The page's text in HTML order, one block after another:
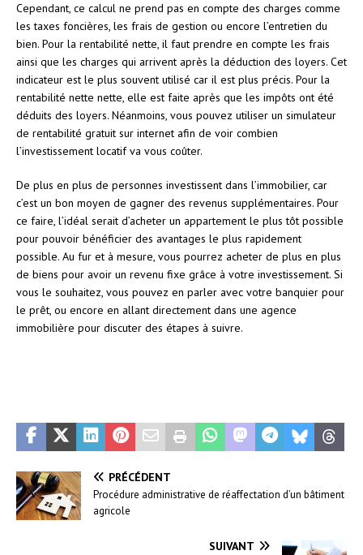
Cependant, ce calcul ne prend pas en compte des charges comme
les taxes foncières, les frais de gestion ou encore l’entretien du
bien. Pour la rentabilité nette, il faut prendre en compte les frais
ainsi que les charges qui arrivent après la déduction des loyers. Cet
indicateur est le plus souvent utilisé car il est plus précis. Pour la
rentabilité nette nette, elle est faite après que les impôts ont été
déduits des loyers. Néanmoins, vous pouvez utiliser un simulateur
de rentabilité gratuit sur internet afin de voir combien
l’investissement locatif va vous coûter.
De plus en plus de personnes investissent dans l’immobilier, car
c’est un bon moyen de gagner des revenus supplémentaires. Pour
ce faire, l’idéal serait d’acheter un appartement le plus tôt possible
pour pouvoir bénéficier des avantages le plus rapidement
possible. Au fur et à mesure, vous pourrez acheter de plus en plus
de biens pour avoir un revenu fixe grâce à votre investissement. Si
vous le souhaitez, vous pouvez en parler avec votre banquier pour
le prêt, ou encore en allant directement dans une agence
immobilière pour discuter des étapes à suivre.
PRÉCÉDENT
Procédure administrative de réaffectation d’un bâtiment
agricole
SUIVANT